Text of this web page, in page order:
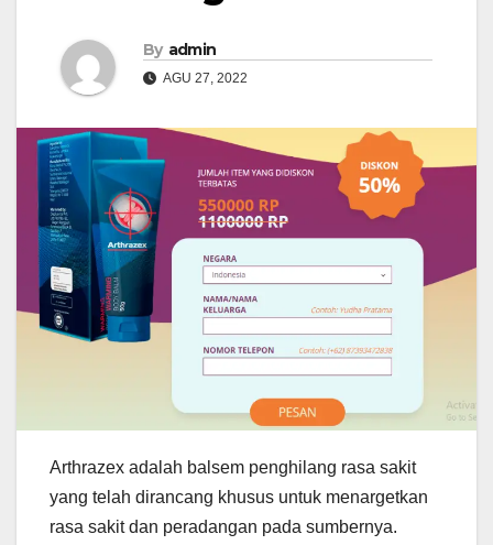
By admin
AGU 27, 2022
Arthrazex adalah balsem penghilang rasa sakit
yang telah dirancang khusus untuk menargetkan
rasa sakit dan peradangan pada sumbernya.